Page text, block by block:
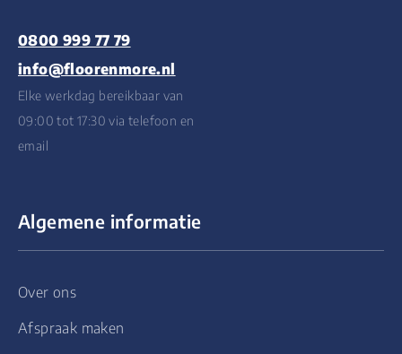
0800 999 77 79
info@floorenmore.nl
Elke werkdag bereikbaar van
09:00 tot 17:30 via telefoon en
email
Algemene informatie
Over ons
Afspraak maken